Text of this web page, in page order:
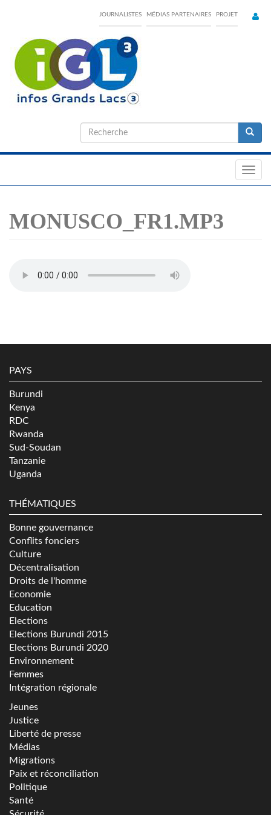
content
JOURNALISTES MÉDIAS PARTENAIRES PROJET
Formulaire
de
MONUSCO_FR1.MP3
PAYS
Burundi
Kenya
RDC
Rwanda
Sud-Soudan
Tanzanie
Uganda
THÉMATIQUES
Bonne gouvernance
Conflits fonciers
Culture
Décentralisation
Droits de l'homme
Economie
Education
Elections
Elections Burundi 2015
Elections Burundi 2020
Environnement
Femmes
Intégration régionale
Jeunes
Justice
Liberté de presse
Médias
Migrations
Paix et réconciliation
Politique
Santé